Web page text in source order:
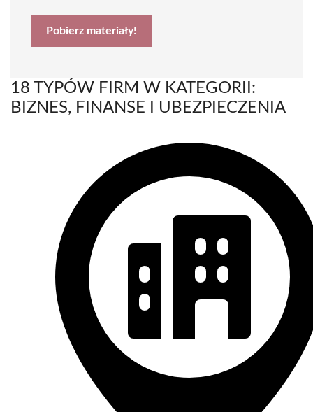
Pobierz materiały!
18 TYPÓW FIRM W KATEGORII:
BIZNES, FINANSE I UBEZPIECZENIA